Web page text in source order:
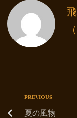
PREVIOUS
夏の風物